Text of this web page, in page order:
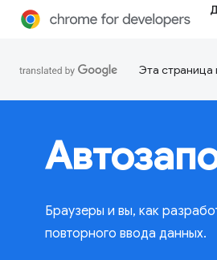
Эта
Браузеры и вы, как
повторного ввода данных.